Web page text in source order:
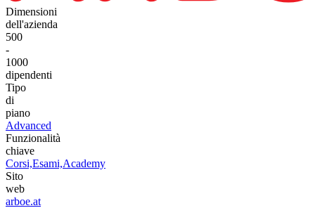
Dimensioni
dell'azienda
500
-
1000
dipendenti
Tipo
di
piano
Advanced
Funzionalità
chiave
Corsi,Esami,Academy
Sito
web
arboe.at